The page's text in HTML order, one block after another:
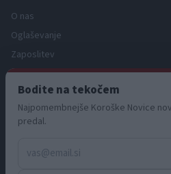
O nas
Oglaševanje
Zaposlitev
Pravno obvestilo
Zasebnost in piškotki
Storitve
Pogoji uporabe
Bodite na tekočem
Najpomembnejše Koroške Novice
predal.